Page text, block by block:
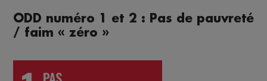
ODD numéro 1 et 2 : Pas de pauvreté
/ faim « zéro »